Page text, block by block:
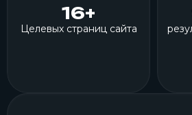
16+
Целевых страниц сайта